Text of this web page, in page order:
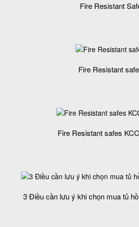
Fire Resistant
Fire Resistant
Fire Resistant safes
3 Điều cần lưu ý khi chọn mua tủ